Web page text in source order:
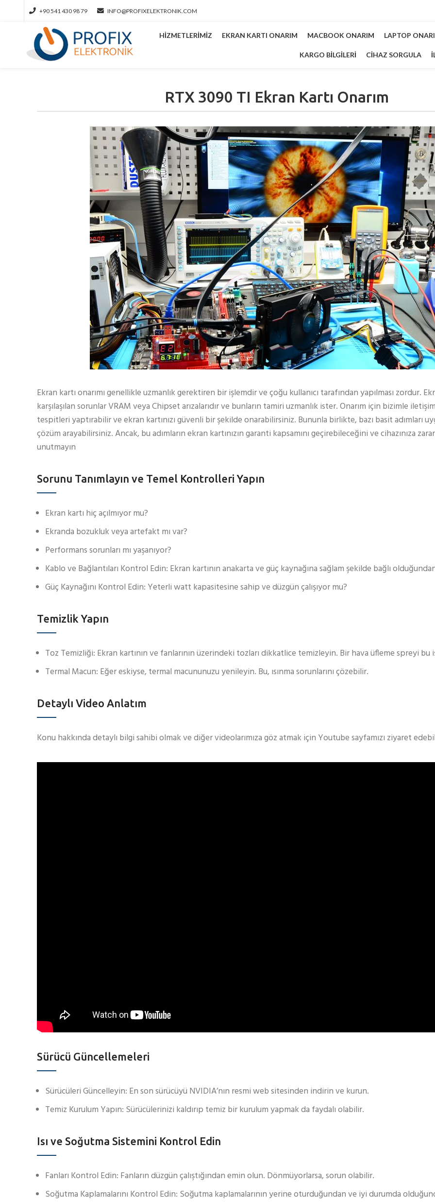
+90 541 430 98 79 INFO@PROFIXELEKTRONIK.COM
HIZMETLERIMIZ EKRAN KARTI ONARIM MACBOOK ONARIM LAPTOP
KARGO BILGILERI CIHAZ SORGULA
RTX 3090 TI Ekran Kartı Onarım
Ekran kartı onarımı genellikle uzmanlık gerektiren bir işlemdir ve çoğu kullanıcı tarafından yapılması zordur.
karşılaşılan sorunlar VRAM veya Chipset arızalarıdır ve bunların tamiri uzmanlık ister. Onarım için bizimle
tespitleri yaptırabilir ve ekran kartınızı güvenli bir şekilde onarabilirsiniz. Bununla birlikte, bazı basit adımları
çözüm arayabilirsiniz. Ancak, bu adımların ekran kartınızın garanti kapsamını geçirebileceğini ve cihazınıza
unutmayın
Sorunu Tanımlayın ve Temel Kontrolleri Yapın
Ekran kartı hiç açılmıyor mu?
Ekranda bozukluk veya artefakt mı var?
Performans sorunları mı yaşanıyor?
Kablo ve Bağlantıları Kontrol Edin: Ekran kartının anakarta ve güç kaynağına sağlam şekilde bağlı
Güç Kaynağını Kontrol Edin: Yeterli watt kapasitesine sahip ve düzgün çalışıyor mu?
Temizlik Yapın
Toz Temizliği: Ekran kartının ve fanlarının üzerindeki tozları dikkatlice temizleyin. Bir hava üfleme spreyi bu
Termal Macun: Eğer eskiyse, termal macununuzu yenileyin. Bu, ısınma sorunlarını çözebilir.
Detaylı Video Anlatım
Konu hakkında detaylı bilgi sahibi olmak ve diğer videolarımıza göz atmak için Youtube sayfamızı ziyaret
Sürücü Güncellemeleri
Sürücüleri Güncelleyin: En son sürücüyü NVIDIA’nın resmi web sitesinden indirin ve kurun.
Temiz Kurulum Yapın: Sürücülerinizi kaldırıp temiz bir kurulum yapmak da faydalı olabilir.
Isı ve Soğutma Sistemini Kontrol Edin
Fanları Kontrol Edin: Fanların düzgün çalıştığından emin olun. Dönmüyorlarsa, sorun olabilir.
Soğutma Kaplamalarını Kontrol Edin: Soğutma kaplamalarının yerine oturduğundan ve iyi durumda